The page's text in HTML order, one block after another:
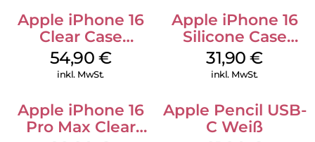
Apple iPhone 16
Clear Case
MagSafe
Transparent
54,90 €
inkl. MwSt.
Apple iPhone 16
Silicone Case
MagSafe Fuchsia
31,90€
inkl. MwSt.
Apple iPhone 16
Pro Max Clear
Apple Pencil USB-
C Weiß